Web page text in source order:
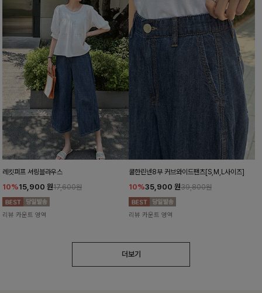
레킷퍼프 셔링블라우스
10%15,900 원17,600원
리뷰 카운트 영역
쿨한린넨8부 커브와이드팬츠[S,M,L사이즈]
10%35,900 원39,800원
리뷰 카운트 영역
더보기